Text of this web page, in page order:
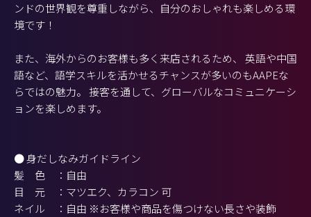
ンドの世界観を尊重しながら、自分のおしゃれも楽しめる環
境です！
また、海外からのお客様も多く来店されるため、 英語や中国
語など、語学スキルを活かせるチャンスが多いのもAAPEな
らではの魅力。 接客を通して、グローバルなコミュニケーシ
ョンを楽しめます。
● 身だしなみガイドライン
髪 色 ：自由
目 元 ：マツエク、カラコン 可
ネイル ：自由 ※お客様や商品を傷つけない長さや装飾